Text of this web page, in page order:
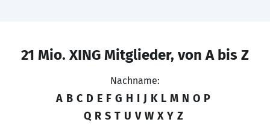
21 Mio. XING Mitglieder, von A bis Z
Nachname:
A B C D E F G H I J K L M N O P
Q R S T U V W X Y Z